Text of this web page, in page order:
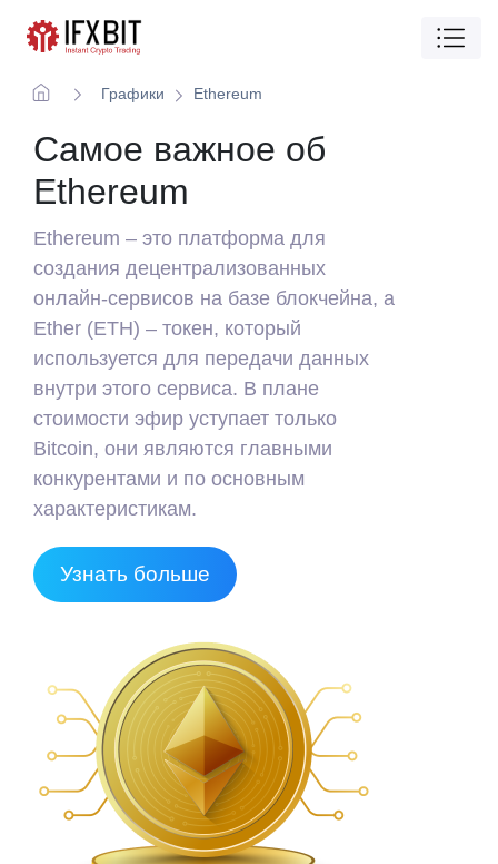
Графики Ethereum
Самое важное об
Ethereum
Ethereum – это платформа для
создания децентрализованных
онлайн-сервисов на базе блокчейна, а
Ether (ETH) – токен, который
используется для передачи данных
внутри этого сервиса. В плане
стоимости эфир уступает только
Bitcoin, они являются главными
конкурентами и по основным
характеристикам.
Узнать больше